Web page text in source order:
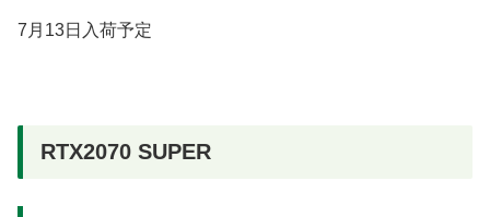
7月13日入荷予定
RTX2070 SUPER